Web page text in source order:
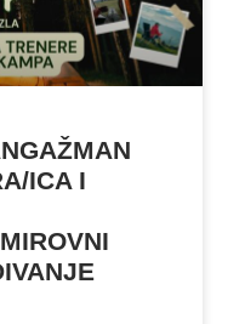
ICA I